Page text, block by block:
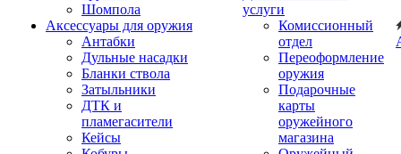
Шомпола
Аксессуары для оружия
Антабки
Дульные насадки
Бланки ствола
Затыльники
ДТК и
пламегасители
Кейсы
услуги
Комиссионный
отдел
Переоформление
оружия
Подарочные
карты
оружейного
магазина